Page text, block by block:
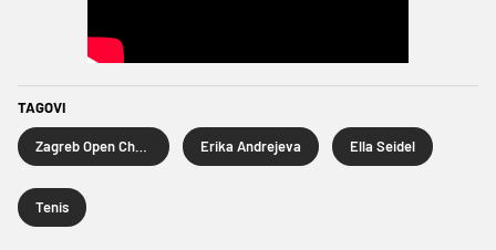
TAGOVI
Erika Andrejeva Ella Seidel
Tenis